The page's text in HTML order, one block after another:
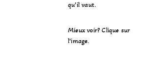
qu’il vaut.
Mieux voir? Clique sur
l’image.